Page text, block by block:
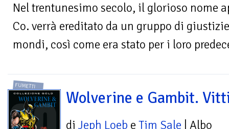
Nel trentunesimo secolo, il glorioso nome
Co. verrà ereditato da un gruppo di
mondi, così come era stato per i loro
FUMETTI
Wolverine e Gambit.
di Jeph Loeb e Tim Sale | Albo